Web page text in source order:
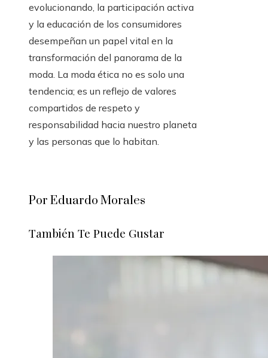
evolucionando, la participación activa
y la educación de los consumidores
desempeñan un papel vital en la
transformación del panorama de la
moda. La moda ética no es solo una
tendencia; es un reflejo de valores
compartidos de respeto y
responsabilidad hacia nuestro planeta
y las personas que lo habitan.
Por Eduardo Morales
También Te Puede Gustar